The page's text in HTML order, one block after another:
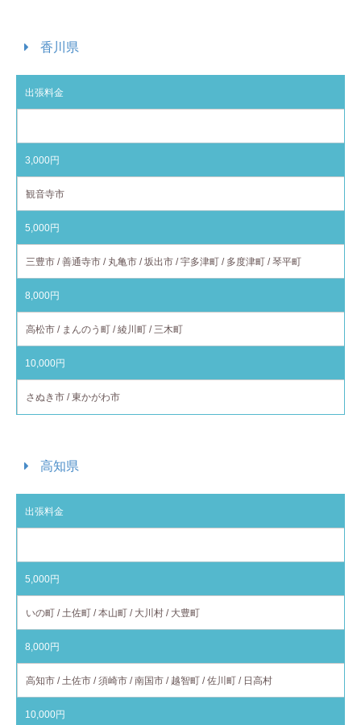
香川県
出張料金
3,000円
観音寺市
5,000円
三豊市 / 善通寺市 / 丸亀市 / 坂出市 / 宇多津町 / 多度津町 / 琴平町
8,000円
高松市 / まんのう町 / 綾川町 / 三木町
10,000円
さぬき市 / 東かがわ市
高知県
出張料金
5,000円
いの町 / 土佐町 / 本山町 / 大川村 / 大豊町
8,000円
高知市 / 土佐市 / 須崎市 / 南国市 / 越智町 / 佐川町 / 日高村
10,000円